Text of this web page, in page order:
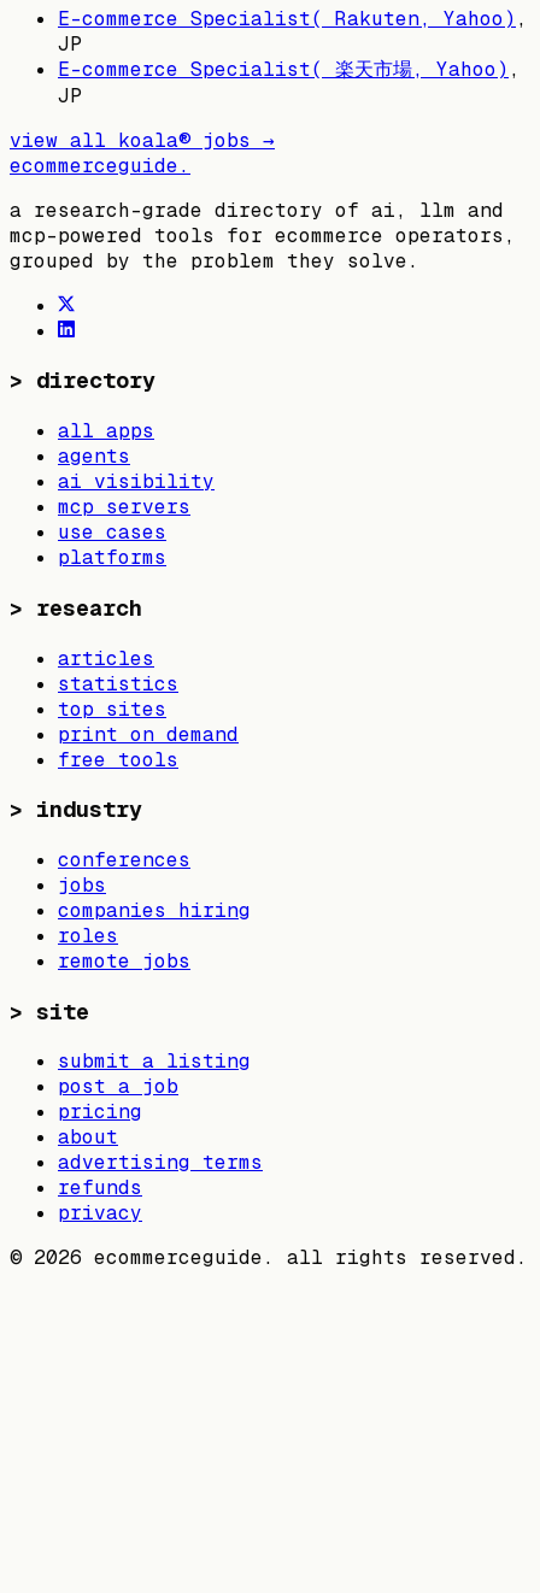
E-commerce Specialist( Rakuten, Yahoo) ,
JP
E-commerce Specialist( 楽天市場, Yahoo) ,
JP
view all koala® jobs →
ecommerceguide.
a research-grade directory of ai, llm and
mcp-powered tools for ecommerce operators,
grouped by the problem they solve.
> directory
all apps
agents
ai visibility
mcp servers
use cases
platforms
> research
articles
statistics
top sites
print on demand
free tools
> industry
conferences
jobs
companies hiring
roles
remote jobs
> site
submit a listing
post a job
pricing
about
advertising terms
refunds
privacy
© 2026 ecommerceguide. all rights reserved.